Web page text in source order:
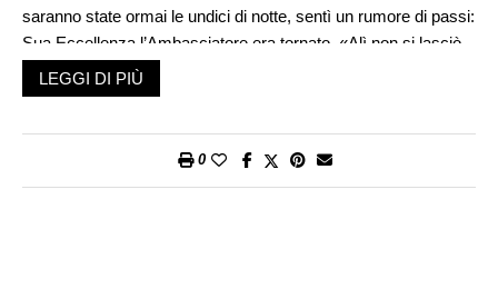
saranno state ormai le undici di notte, sentì un rumore di passi:
Sua Eccellenza l’Ambasciatore era tornato. «Alì non si lasciò
vincere dalla paura: con un salto raggiunse un angolo del
salone e prese la perfetta posizione verticale addossandosi al
non lo vide, e uscì quasi subito. Alì rimase ancora fermo
LEGGI DI PIÙ
0